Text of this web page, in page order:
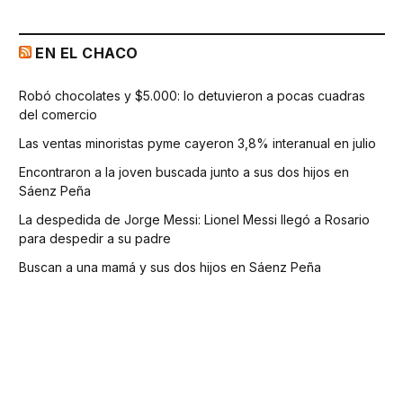
EN EL CHACO
Robó chocolates y $5.000: lo detuvieron a pocas cuadras
del comercio
Las ventas minoristas pyme cayeron 3,8% interanual en julio
Encontraron a la joven buscada junto a sus dos hijos en
Sáenz Peña
La despedida de Jorge Messi: Lionel Messi llegó a Rosario
para despedir a su padre
Buscan a una mamá y sus dos hijos en Sáenz Peña